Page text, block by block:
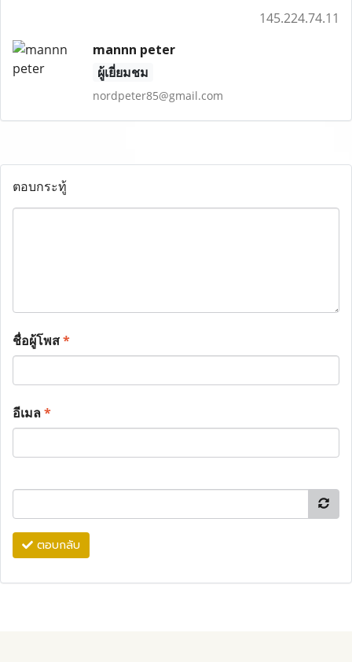
145.224.74.11
mannn peter
ผู้เยี่ยมชม
nordpeter85@gmail.com
ตอบกระทู้
ชื่อผู้โพส*
อีเมล*
ตอบกลับ